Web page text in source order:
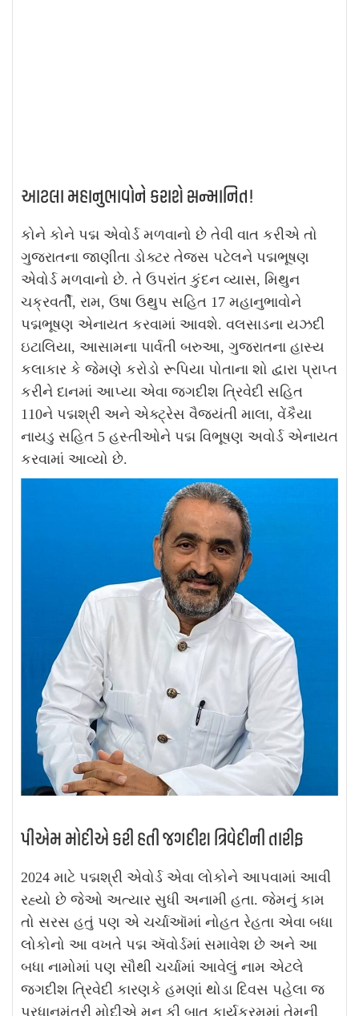
આટલા મહાનુભાવોને કરાશે સન્માનિત!
કોને કોને પદ્મ એવોર્ડ મળવાનો છે તેવી વાત કરીએ તો
ગુજરાતના જાણીતા ડોક્ટર તેજસ પટેલને પદ્મભૂષણ
એવોર્ડ મળવાનો છે. તે ઉપરાંત કુંદન વ્યાસ, મિથુન
ચક્રવર્તી, રામ, ઉષા ઉથુપ સહિત 17 મહાનુભાવોને
પદ્મભૂષણ એનાયત કરવામાં આવશે. વલસાડના યઝદી
ઇટાલિયા, આસામના પાર્વતી બરુઆ, ગુજરાતના હાસ્ય
કલાકાર કે જેમણે કરોડો રૂપિયા પોતાના શો દ્વારા પ્રાપ્ત
કરીને દાનમાં આપ્યા એવા જગદીશ ત્રિવેદી સહિત
110ને પદ્મશ્રી અને એક્ટ્રેસ વૈજયંતી માલા, વેંકૈયા
નાયડુ સહિત 5 હસ્તીઓને પદ્મ વિભૂષણ અવોર્ડ એનાયત
કરવામાં આવ્યો છે.
પીએમ મોદીએ કરી હતી જગદીશ ત્રિવેદીની તારીફ
2024 માટે પદ્મશ્રી એવોર્ડ એવા લોકોને આપવામાં આવી
રહ્યો છે જેઓ અત્યાર સુધી અનામી હતા. જેમનું કામ
તો સરસ હતું પણ એ ચર્ચાઑમાં નોહત રેહતા એવા બધા
લોકોનો આ વખતે પદ્મ ઍવોર્ડમાં સમાવેશ છે અને આ
બધા નામોમાં પણ સૌથી ચર્ચામાં આવેલું નામ એટલે
જગદીશ ત્રિવેદી કારણકે હમણાં થોડા દિવસ પહેલા જ
પ્રધાનમંત્રી મોદીએ મન કી બાત કાર્યક્રમમાં તેમની